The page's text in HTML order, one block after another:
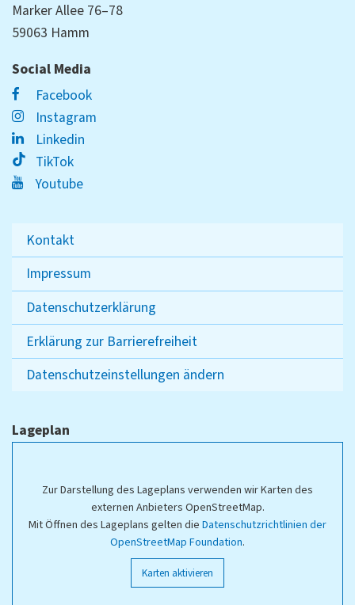
Marker Allee 76–78
59063 Hamm
Social Media
Facebook
Instagram
Linkedin
TikTok
Youtube
Kontakt
Impressum
Datenschutzerklärung
Erklärung zur Barrierefreiheit
Datenschutzeinstellungen ändern
Lageplan
Zur Darstellung des Lageplans verwenden wir Karten des
externen Anbieters OpenStreetMap.
Mit Öffnen des Lageplans gelten die Datenschutzrichtlinien der
OpenStreetMap Foundation.
Karten aktivieren